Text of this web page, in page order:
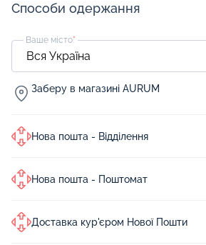
Способи одержання
Ваше місто*
Заберу в магазині AURUM
Нова пошта - Відділення
Нова пошта - Поштомат
Доставка кур'єром Нової Пошти